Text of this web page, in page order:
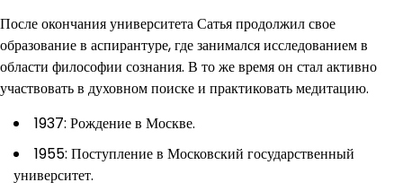
После окончания университета Сатья продолжил свое
образование в аспирантуре, где занимался исследованием в
области философии сознания. В то же время он стал активно
участвовать в духовном поиске и практиковать медитацию.
1937: Рождение в Москве.
1955: Поступление в Московский государственный
университет.